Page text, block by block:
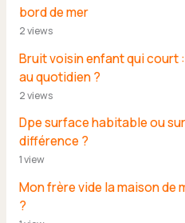
bord de mer
2 views
Bruit voisin enfant qui court
au quotidien ?
2 views
Dpe surface habitable ou
différence ?
1 view
Mon frère vide la maison de
?